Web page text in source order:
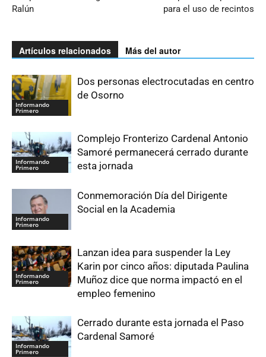
Ralún
para el uso de recintos
Artículos relacionados Más del autor
Informando
Primero
Dos personas electrocutadas en centro
de Osorno
Informando
Primero
Complejo Fronterizo Cardenal Antonio
Samoré permanecerá cerrado durante
esta jornada
Informando
Primero
Conmemoración Día del Dirigente
Social en la Academia
Informando
Primero
Lanzan idea para suspender la Ley
Karin por cinco años: diputada Paulina
Muñoz dice que norma impactó en el
empleo femenino
Informando
Primero
Cerrado durante esta jornada el Paso
Cardenal Samoré